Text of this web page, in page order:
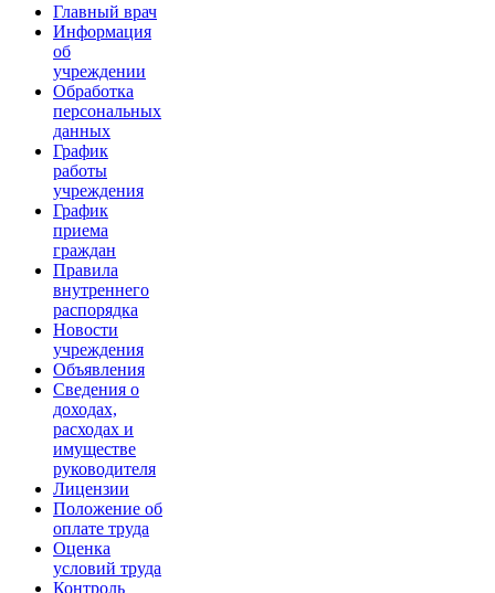
Главный врач
Информация
об
учреждении
Обработка
персональных
данных
График
работы
учреждения
График
приема
граждан
Правила
внутреннего
распорядка
Новости
учреждения
Объявления
Сведения о
доходах,
расходах и
имуществе
руководителя
Лицензии
Положение об
оплате труда
Оценка
условий труда
Контроль